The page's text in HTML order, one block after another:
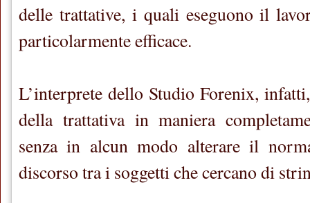
delle trattative, i quali eseguono il
particolarmente efficace.
L’interprete dello Studio Forenix,
della trattativa in maniera
senza in alcun modo alterare il
discorso tra i soggetti che cercano di